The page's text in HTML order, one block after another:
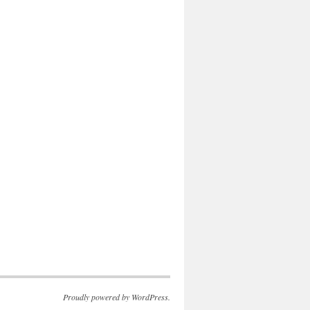
Proudly powered by WordPress.